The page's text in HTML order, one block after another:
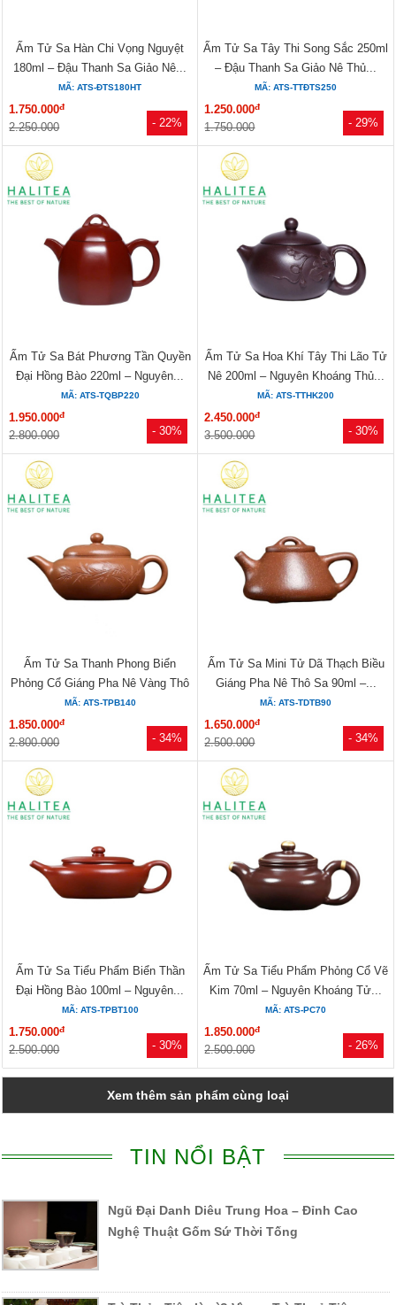
- 22%
Ấm Tử Sa Hàn Chi Vọng Nguyệt
180ml – Đậu Thanh Sa Giảo Nê...
MÃ: ATS-ĐTS180HT
1.750.000đ
2.250.000 - 29%
Ấm Tử Sa Tây Thi Song Sắc 250ml
– Đậu Thanh Sa Giảo Nê Thủ...
MÃ: ATS-TTĐTS250
1.250.000đ
1.750.000
- 30%
Ấm Tử Sa Bát Phương Tần Quyền
Đại Hồng Bào 220ml – Nguyên...
MÃ: ATS-TQBP220
1.950.000đ
2.800.000 - 30%
Ấm Tử Sa Hoa Khí Tây Thi Lão Tử
Nê 200ml – Nguyên Khoáng Thủ...
MÃ: ATS-TTHK200
2.450.000đ
3.500.000
- 34%
Ấm Tử Sa Thanh Phong Biển
Phỏng Cổ Giáng Pha Nê Vàng Thô
Sa 140ml...
MÃ: ATS-TPB140
1.850.000đ
2.800.000 - 34%
Ấm Tử Sa Mini Tử Dã Thạch Biều
Giáng Pha Nê Thô Sa 90ml –...
MÃ: ATS-TDTB90
1.650.000đ
2.500.000
- 30%
Ấm Tử Sa Tiểu Phẩm Biển Thần
Đại Hồng Bào 100ml – Nguyên...
MÃ: ATS-TPBT100
1.750.000đ
2.500.000 - 26%
Ấm Tử Sa Tiểu Phẩm Phỏng Cổ Vẽ
Kim 70ml – Nguyên Khoáng Tử...
MÃ: ATS-PC70
1.850.000đ
2.500.000
Xem thêm sản phẩm cùng loại
TIN NỔI BẬT
Ngũ Đại Danh Diêu Trung Hoa – Đỉnh Cao
Nghệ Thuật Gốm Sứ Thời Tống